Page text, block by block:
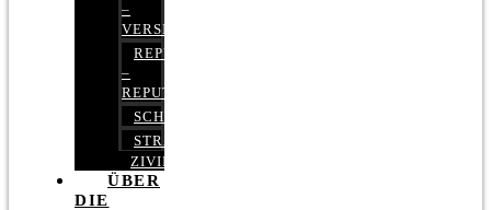
–
VERSICHERUNGSRECHT
REPUTATIONSRECHT
–
REPUTATIONSMANAGEMENT
SCHUFARECHT
STRAFRECHT
ZIVILRECHT
ÜBER
DIE